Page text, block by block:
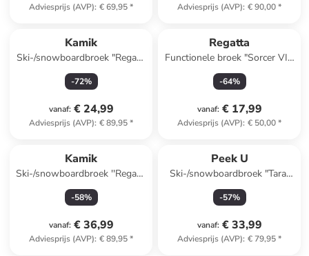
Adviesprijs (AVP): € 69,95* Adviesprijs (AVP): € 90,00*
Kamik
Ski-/snowboardbroek "Regan"
lichtblauw
-72%
vanaf: € 24,99
Adviesprijs (AVP): € 89,95*
Regatta
Functionele broek "Sorcer VII"
donkerblauw
-64%
vanaf: € 17,99
Adviesprijs (AVP): € 50,00*
Kamik
Ski-/snowboardbroek ''Regan''
blauwgrijs
-58%
vanaf: € 36,99
Adviesprijs (AVP): € 89,95*
Peek U
Ski-/snowboardbroek "Tara"
paars
-57%
vanaf: € 33,99
Adviesprijs (AVP): € 79,95*